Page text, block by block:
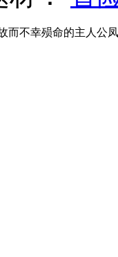
而不幸殒命的主人公